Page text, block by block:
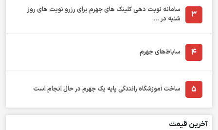
3
سامانه نوبت دهی کلینک های جهرم برای رزرو نوبت های روز
شنبه در ...
4 ساباط‌های جهرم
5 ساخت آموزشگاه رانندگی پایه یک جهرم در حال انجام است
آخرین قیمت